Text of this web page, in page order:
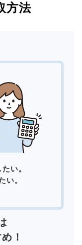
方法
い。
い。
！